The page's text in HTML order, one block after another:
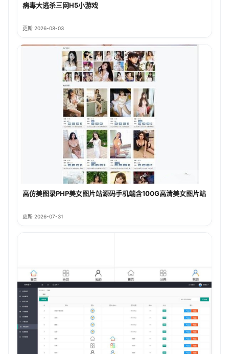
病毒大逃杀三网H5小游戏
更新 2026-08-03
高仿美图录PHP美女图片站源码手机端含100G高清美女图片站
更新 2026-07-31